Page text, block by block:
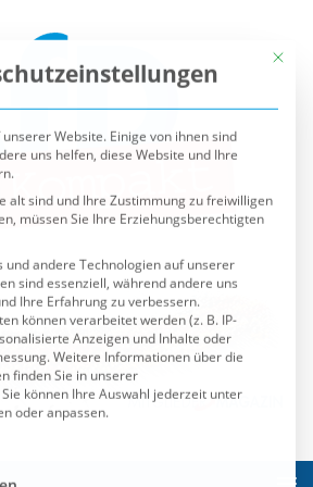
Website. Einige von ihnen sind
uns helfen, diese Website und Ihre
alt sind und Ihre Zustimmung zu freiwilligen
müssen Sie Ihre Erziehungsberechtigten
andere Technologien auf unserer
sind essenziell, während andere uns
Ihre Erfahrung zu verbessern.
können verarbeitet werden (z. B. IP-
Anzeigen und Inhalte oder
Weitere Informationen über die
finden Sie in unserer
Sie können Ihre Auswahl jederzeit unter
oder anpassen.
Service-Gruppen, für die eine